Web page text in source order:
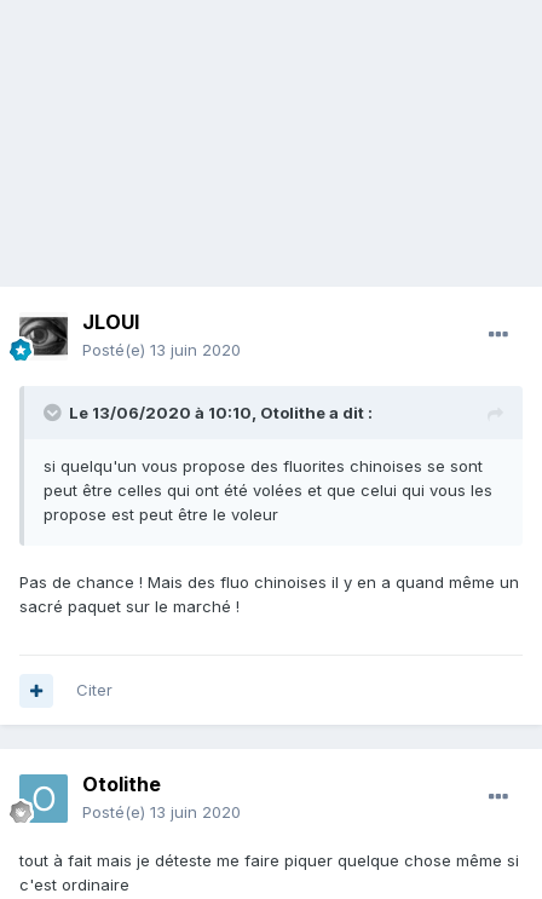
JLOUI
Posté(e) 13 juin 2020
Le 13/06/2020 à 10:10, Otolithea dit :
si quelqu'un vous propose des fluorites chinoises se sont
peut être celles qui ont été volées et que celui qui vous les
propose est peut être le voleur
Pas de chance ! Mais des fluo chinoises il y en a quand même un
sacré paquet sur le marché !
Citer
Otolithe
Posté(e) 13 juin 2020
tout à fait mais je déteste me faire piquer quelque chose même si
c'est ordinaire